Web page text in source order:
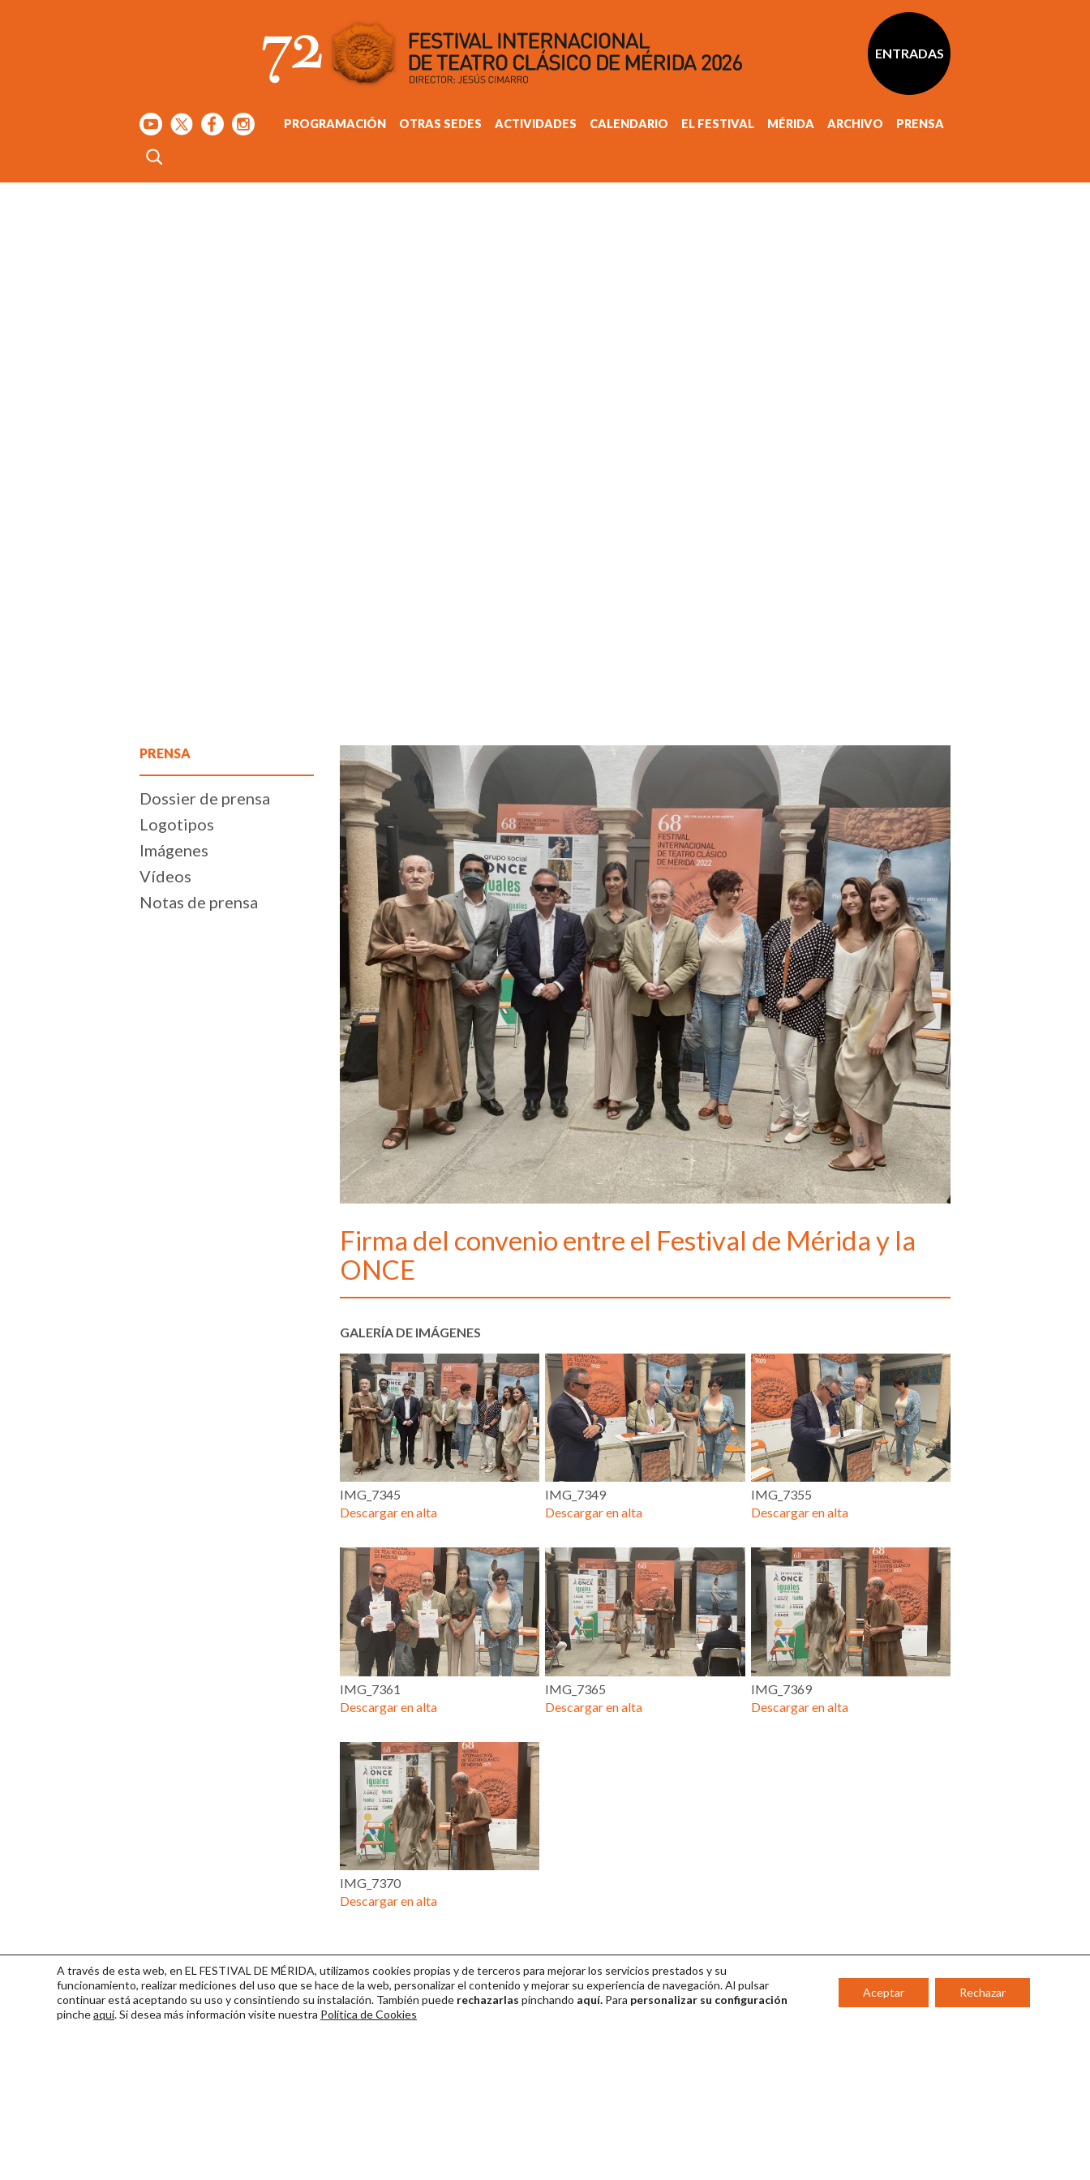
ENTRADAS
PROGRAMACIÓN OTRAS SEDES ACTIVIDADES CALENDARIO EL FESTIVAL MÉRIDA ARCHIVO PRENSA
PRENSA
Dossier de prensa
Logotipos
Imágenes
Vídeos
Notas de prensa
Firma del convenio entre el Festival de Mérida y la
ONCE
GALERÍA DE IMÁGENES
IMG_7345
Descargar en alta
IMG_7349
Descargar en alta
IMG_7355
Descargar en alta
IMG_7361
Descargar en alta
IMG_7365
Descargar en alta
IMG_7369
Descargar en alta
IMG_7370
Descargar en alta
A través de esta web, en EL FESTIVAL DE MÉRIDA, utilizamos cookies propias y de terceros para mejorar los servicios prestados y su
funcionamiento, realizar mediciones del uso que se hace de la web, personalizar el contenido y mejorar su experiencia de navegación. Al pulsar
continuarestá aceptando su uso y consintiendo su instalación. También puede rechazarlas pinchando aquí. Para personalizar su configuración
pincheaquí. Si desea más información visite nuestra Política de Cookies
Aceptar Rechazar